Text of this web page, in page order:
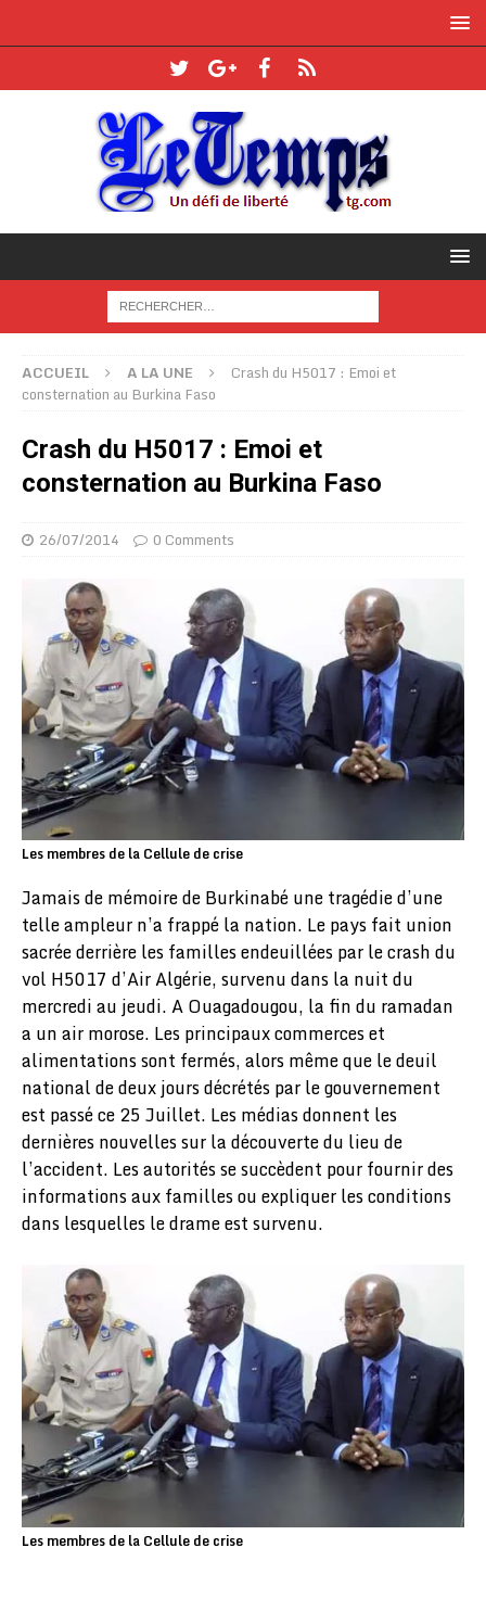
ACCUEIL A LA UNE
Crash du H5017 : Emoi et
consternation au Burkina Faso
Crash du H5017 : Emoi et
consternation au Burkina Faso
26/07/2014 0 Comments
Les membres de la Cellule de crise
Jamais de mémoire de Burkinabé une tragédie d’une
telle ampleur n’a frappé la nation. Le pays fait union
sacrée derrière les familles endeuillées par le crash du
vol H5017 d’Air Algérie, survenu dans la nuit du
mercredi au jeudi. A Ouagadougou, la fin du ramadan
a un air morose. Les principaux commerces et
alimentations sont fermés, alors même que le deuil
national de deux jours décrétés par le gouvernement
est passé ce 25 Juillet. Les médias donnent les
dernières nouvelles sur la découverte du lieu de
l’accident. Les autorités se succèdent pour fournir des
informations aux familles ou expliquer les conditions
dans lesquelles le drame est survenu.
Les membres de la Cellule de crise